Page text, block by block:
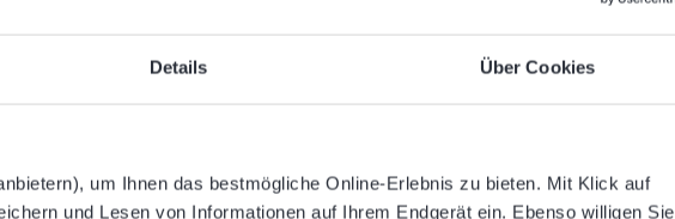
Details Über Cookies
um Ihnen das bestmögliche Online-Erlebnis zu bieten. Mit Klick auf
und Lesen von Informationen auf Ihrem Endgerät ein. Ebenso willigen Sie
Diesen Beitrag teilen: